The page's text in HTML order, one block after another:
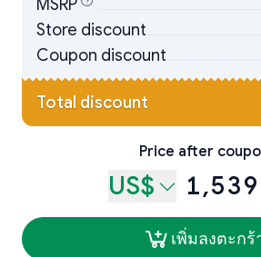
MSRP
Store discount
Coupon discount
Total discount
Price after
US$
เพิ่มลงตะกร้